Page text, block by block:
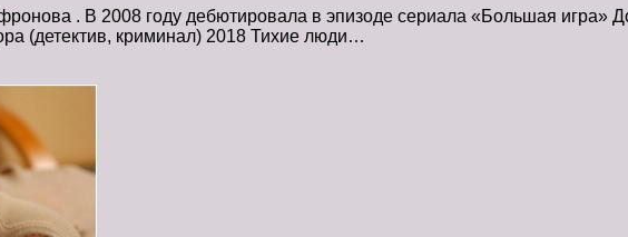
. В 2008 году дебютировала в эпизоде сериала «Большая
(детектив, криминал) 2018 Тихие люди…